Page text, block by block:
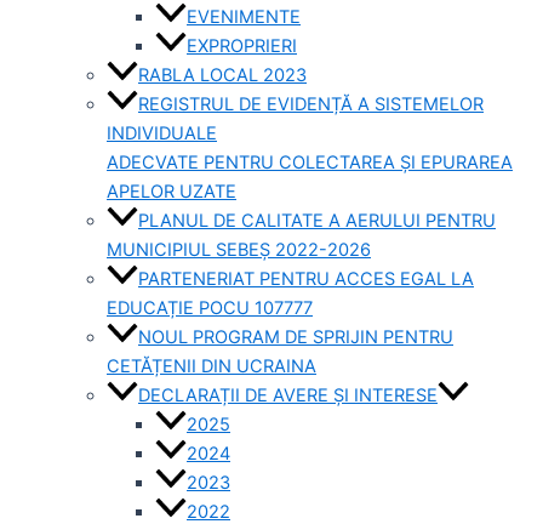
EVENIMENTE
EXPROPRIERI
RABLA LOCAL 2023
REGISTRUL DE EVIDENȚĂ A SISTEMELOR
INDIVIDUALE
ADECVATE PENTRU COLECTAREA ȘI EPURAREA
APELOR UZATE
PLANUL DE CALITATE A AERULUI PENTRU
MUNICIPIUL SEBEȘ 2022-2026
PARTENERIAT PENTRU ACCES EGAL LA
EDUCAȚIE POCU 107777
NOUL PROGRAM DE SPRIJIN PENTRU
CETĂȚENII DIN UCRAINA
DECLARAȚII DE AVERE ȘI INTERESE
2025
2024
2023
2022